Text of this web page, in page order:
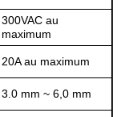
300VAC au
maximum
20A au maximum
3.0 mm ~ 6,0 mm